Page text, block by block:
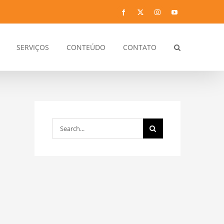
FacebookTwitterInstagramYouTube
SERVIÇOS CONTEÚDO CONTATO
Search
for: